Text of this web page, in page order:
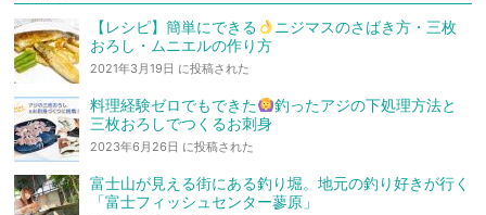
【レシピ】簡単にできる
ニジマスのさばき方・三枚
おろし・ムニエルの作り方
2021年3月19日 に投稿された
料理経験ゼロでもできた
釣ったアジの下処理方法と
三枚おろしでつくるお刺身
2023年6月26日 に投稿された
富士山が見える街にある釣り堀。地元の釣り好きが行く
「富士フィッシュセンター蓼原」